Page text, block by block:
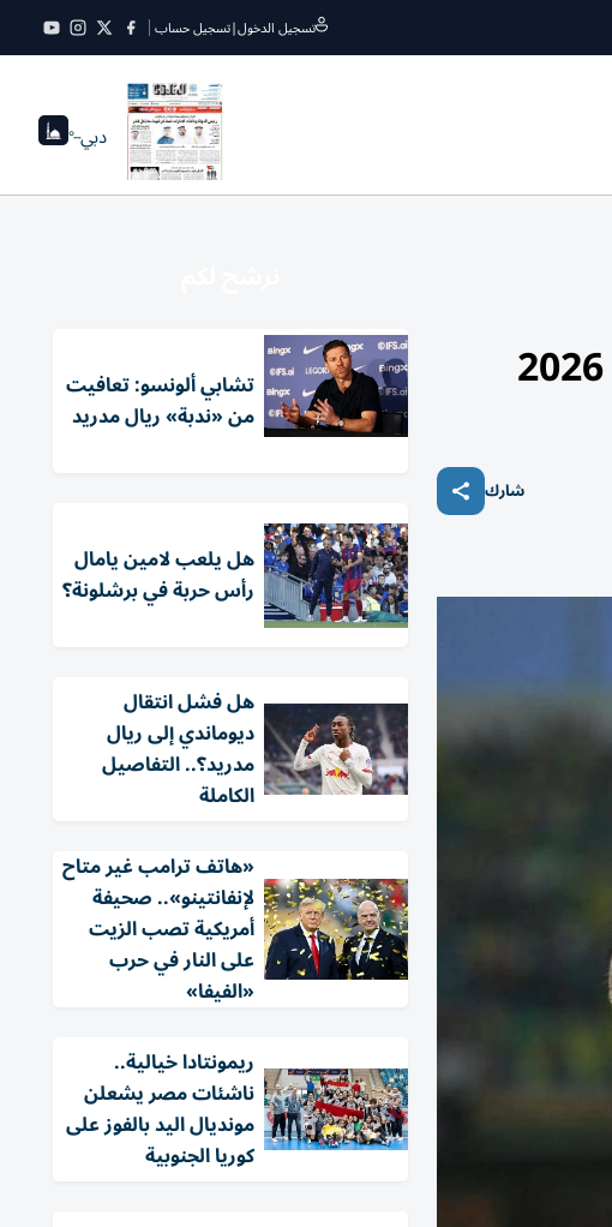
تسجيل الدخول|تسجيل حساب
دبي--°
شارك
تشابي ألونسو: تعافيت
من «ندبة» ريال مدريد
هل يلعب لامين يامال
رأس حربة في برشلونة؟
هل فشل انتقال
ديوماندي إلى ريال
مدريد؟.. التفاصيل
الكاملة
«هاتف ترامب غير متاح
لإنفانتينو».. صحيفة
أمريكية تصب الزيت
على النار في حرب
«الفيفا»
ريمونتادا خيالية..
ناشئات مصر يشعلن
مونديال اليد بالفوز على
كوريا الجنوبية